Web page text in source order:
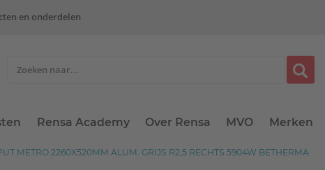
en onderdelen
Rensa Academy Over Rensa MVO Merken
METRO 2260X520MM ALUM. GRIJS R2,5 RECHTS 5904W BETHERMA